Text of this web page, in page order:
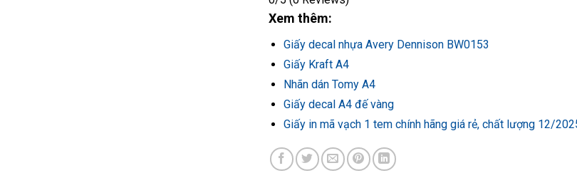
Xem thêm:
Giấy decal nhựa Avery Dennison BW0153
Giấy Kraft A4
Nhãn dán Tomy A4
Giấy decal A4 đế vàng
Giấy in mã vạch 1 tem chính hãng giá rẻ, chất lượng 12/